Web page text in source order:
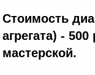
Стоимость
агрегата) -
мастерской.